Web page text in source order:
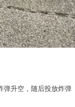
弹升空，随后投放炸弹